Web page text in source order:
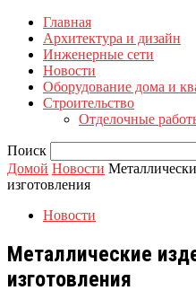
Главная
Архитектура и дизайн
Инженерные сети
Новости
Оборудование дома и
Строительство
Отделочные
Поиск
Домой Новости
изготовления
Новости
Металлические
изготовления